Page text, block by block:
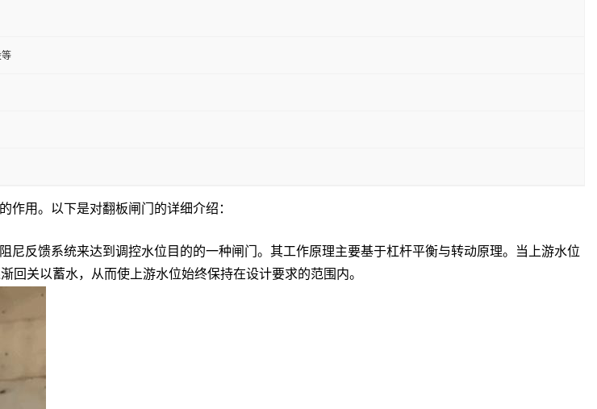
作用。以下是对翻板闸门的详细介绍：
反馈系统来达到调控水位目的的一种闸门。其工作原理主要基于杠杆平衡与转动原理。当上游水位
回关以蓄水，从而使上游水位始终保持在设计要求的范围内。